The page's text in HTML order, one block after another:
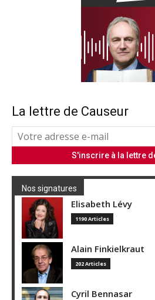
La lettre de Causeur
Nos signatures
Elisabeth Lévy
1190 Articles
Alain Finkielkraut
202 Articles
Cyril Bennasar